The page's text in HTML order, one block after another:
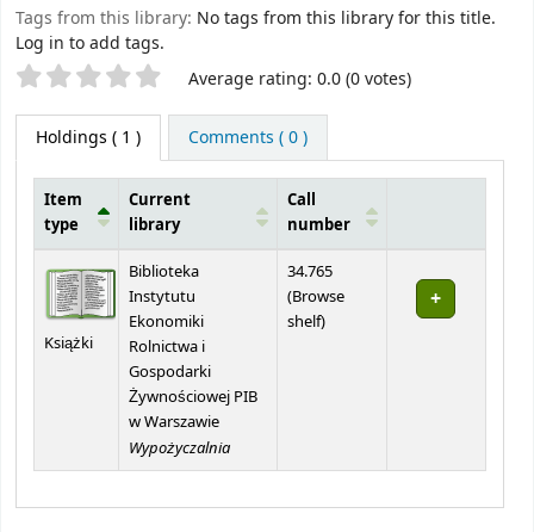
Tags from this library: No tags from this library for this title.
Log in to add tags.
Star ratings Average rating: 0.0 (0 votes)
Holdings ( 1 ) Comments ( 0 )
Item
type
Current
library
Call
number
Książki
Biblioteka
Instytutu
Ekonomiki
Rolnictwa i
Gospodarki
Żywnościowej PIB
w Warszawie
Wypożyczalnia
34.765
(Browse
shelf(Opens below)
)